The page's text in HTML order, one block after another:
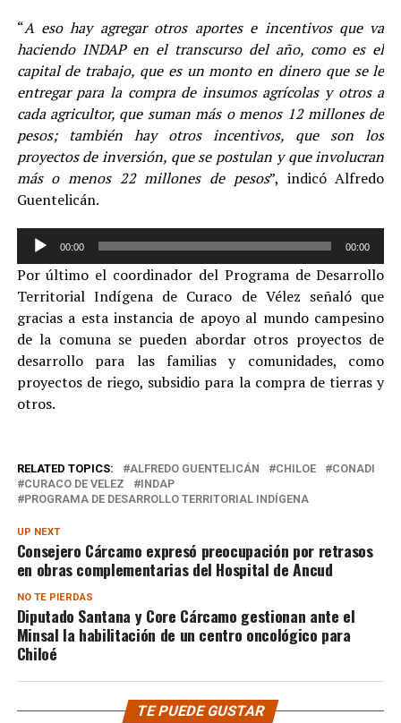
“A eso hay agregar otros aportes e incentivos que va
haciendo INDAP en el transcurso del año, como es el
capital de trabajo, que es un monto en dinero que se le
entregar para la compra de insumos agrícolas y otros a
cada agricultor, que suman más o menos 12 millones de
pesos; también hay otros incentivos, que son los
proyectos de inversión, que se postulan y que involucran
más o menos 22 millones de pesos”, indicó Alfredo
Guentelicán.
Reproductor
audio
00:00 00:00
Por último el coordinador del Programa de Desarrollo
Territorial Indígena de Curaco de Vélez señaló que
gracias a esta instancia de apoyo al mundo campesino
de la comuna se pueden abordar otros proyectos de
desarrollo para las familias y comunidades, como
proyectos de riego, subsidio para la compra de tierras y
otros.
RELATED TOPICS: ALFREDO GUENTELICÁN CHILOE
CONADI
CURACO DE VELEZ
INDAP
PROGRAMA DE DESARROLLO TERRITORIAL INDÍGENA
UP NEXT
Consejero Cárcamo expresó preocupación por retrasos
en obras complementarias del Hospital de Ancud
NO TE PIERDAS
Diputado Santana y Core Cárcamo gestionan ante el
Minsal la habilitación de un centro oncológico para
Chiloé
TE PUEDE GUSTAR